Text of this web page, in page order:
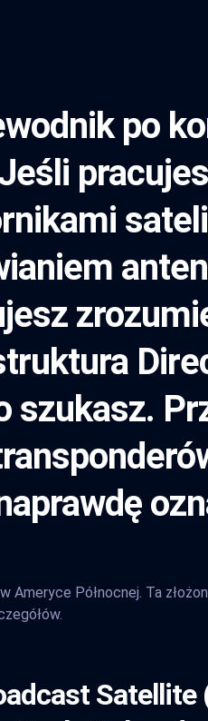
po
szukasz.
Północnej. Ta
Satellite